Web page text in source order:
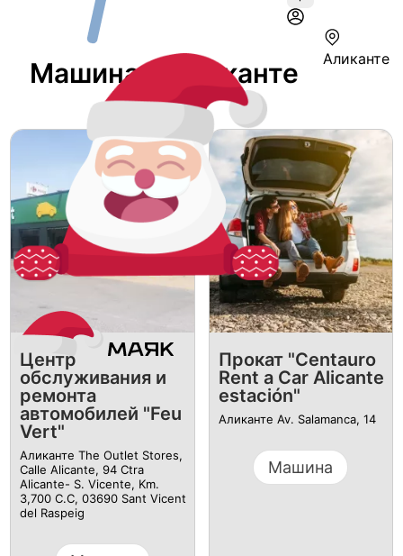
Аликанте
Машина В Аликанте
Центр
обслуживания и
ремонта
автомобилей "Feu
Vert"
Аликанте The Outlet Stores,
Calle Alicante, 94 Ctra
Alicante- S. Vicente, Km.
3,700 C.C, 03690 Sant Vicent
del Raspeig
Прокат "Centauro
Rent a Car Alicante
estación"
Аликанте Av. Salamanca, 14
Машина